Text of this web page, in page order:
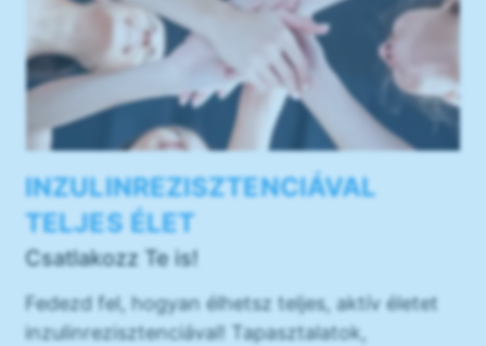
INZULINREZISZTENCIÁVAL
TELJES ÉLET
Csatlakozz Te is!
Fedezd fel, hogyan élhetsz teljes, aktív életet
inzulinrezisztenciával! Tapasztalatok,